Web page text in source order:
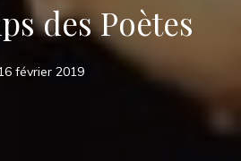
des Poètes
février 2019